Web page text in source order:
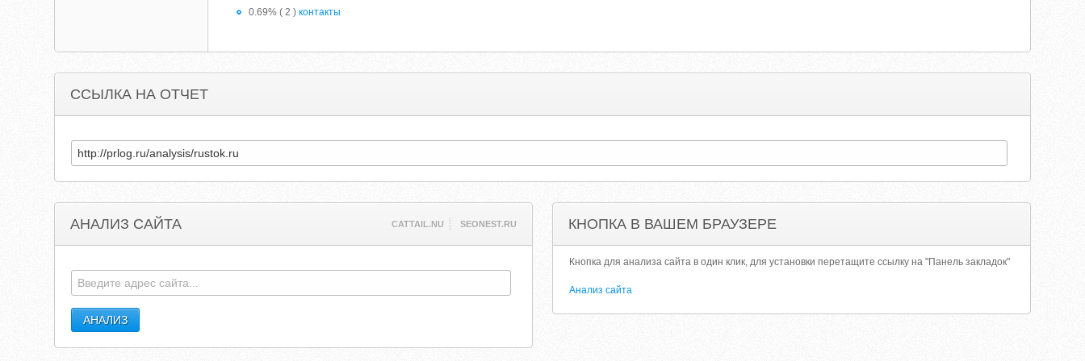
0.69% ( 2 )контакты
ССЫЛКА НА ОТЧЕТ
АНАЛИЗ САЙТА CATTAIL.NU SEONEST.RU КНОПКА В ВАШЕМ БРАУЗЕРЕ
Кнопка для анализа сайта в один клик, для установки перетащите ссылку на "Панель закладок"
Анализ сайта